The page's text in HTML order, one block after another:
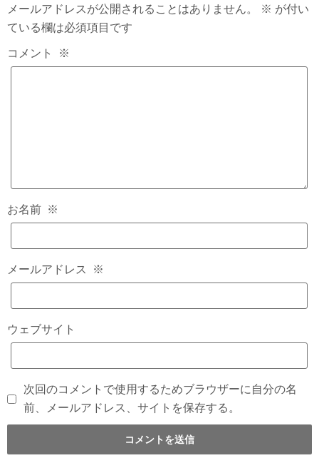
メールアドレスが公開されることはありません。 ※ が付い
ている欄は必須項目です
コメント ※
お名前 ※
メールアドレス ※
ウェブサイト
次回のコメントで使用するためブラウザーに自分の名
前、メールアドレス、サイトを保存する。